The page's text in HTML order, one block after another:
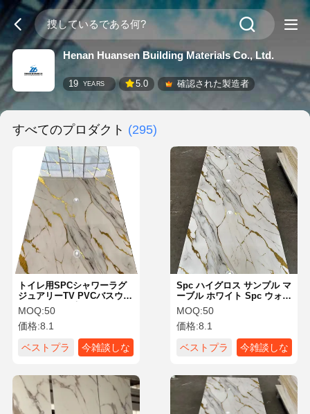
Henan Huansen Building Materials Co., Ltd.
19 YEARS 5.0 確認された製造者
すべてのプロダクト (295)
トイレ用SPCシャワーラグ
ジュアリーTV PVCバスウォ
ールパネル、大理石UVシー
ト PVC 3mm UV 3Dパネ
ル、エンボスパネルウォー
MOQ:50
価格:8.1
ベストプラ
今雑談しな
Spc ハイグロス サンプル マ
ーブル ホワイト Spc ウォー
ルパネル バスルーム ウォー
ルパネル Spc オンラインシ
ョッピングウェブサイト
MOQ:50
価格:8.1
ベストプラ
今雑談しな